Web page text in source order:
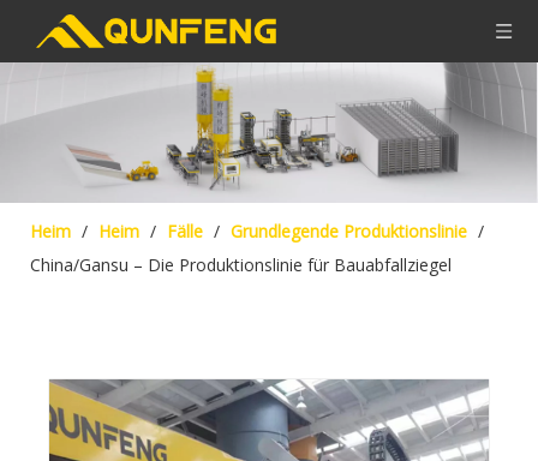
Heim / Heim / Fälle / Grundlegende Produktionslinie /
China/Gansu – Die Produktionslinie für Bauabfallziegel